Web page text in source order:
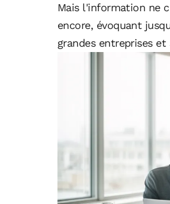
Mais l'information ne
encore, évoquant
grandes entreprises